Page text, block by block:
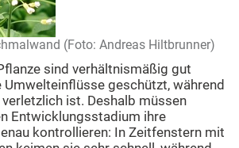
(Foto: Andreas Hiltbrunner)
sind verhältnismäßig gut
geschützt, während
ist. Deshalb müssen
Entwicklungsstadium ihre
kontrollieren: In Zeitfenstern mit